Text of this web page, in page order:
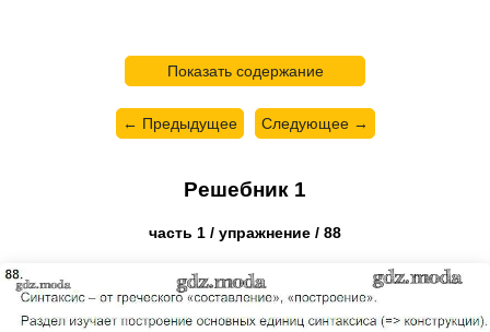
Показать содержание
← Предыдущее Следующее →
Решебник 1
часть 1 / упражнение / 88